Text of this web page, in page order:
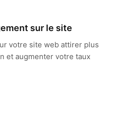
sur le site
votre site web attirer plus
et augmenter votre taux